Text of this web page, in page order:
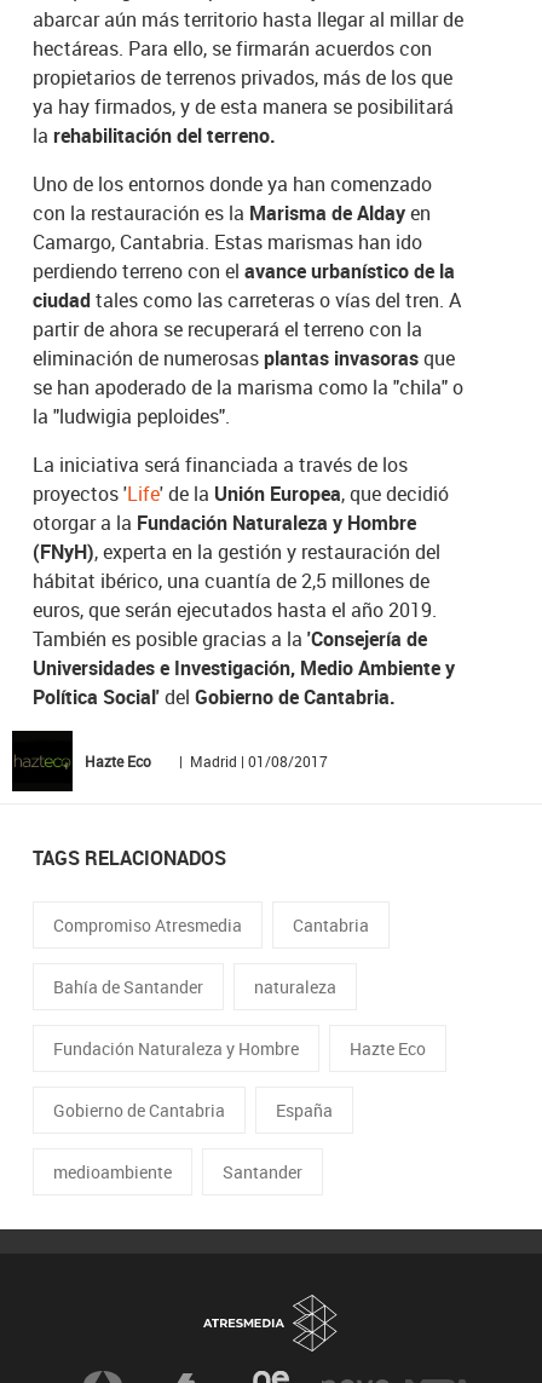
abarcar aún más territorio hasta llegar al millar de
hectáreas. Para ello, se firmarán acuerdos con
propietarios de terrenos privados, más de los que
ya hay firmados, y de esta manera se posibilitará
larehabilitación del terreno.
Uno de los entornos donde ya han comenzado
con la restauración es la Marisma de Aldayen
Camargo, Cantabria. Estas marismas han ido
perdiendo terreno con elavance urbanístico de la
ciudadtales como las carreteras o vías del tren. A
partir de ahora se recuperará el terreno con la
eliminación de numerosasplantas invasorasque
se han apoderado de la marisma como la "chila" o
la "ludwigia peploides".
La iniciativa será financiada a través de los
proyectos 'Life' de la Unión Europea, que decidió
otorgar a la Fundación Naturaleza y Hombre
(FNyH), experta en la gestión y restauración del
hábitat ibérico, una cuantía de 2,5 millones de
euros, que serán ejecutados hasta el año 2019.
También es posible gracias a la'Consejería de
Universidades e Investigación, Medio Ambiente y
Política Social'del Gobierno de Cantabria.
Hazte Eco | Madrid | 01/08/2017
TAGS RELACIONADOS
Compromiso Atresmedia Cantabria
Bahía de Santander naturaleza
Fundación Naturaleza y Hombre Hazte Eco
Gobierno de Cantabria España
medioambiente Santander